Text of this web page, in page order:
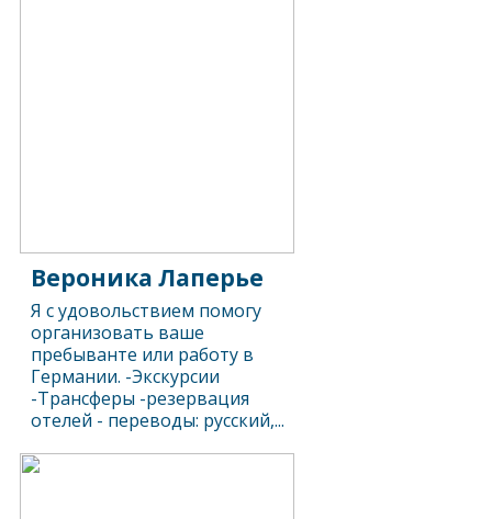
Вероника Лаперье
Я с удовольствием помогу
организовать ваше
пребыванте или работу в
Германии. -Экскурсии
-Трансферы -резервация
отелей - переводы: русский,...